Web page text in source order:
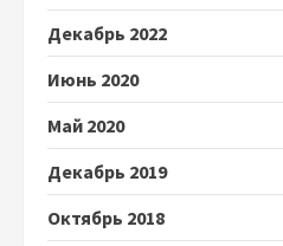
Декабрь 2022
Июнь 2020
Май 2020
Декабрь 2019
Октябрь 2018